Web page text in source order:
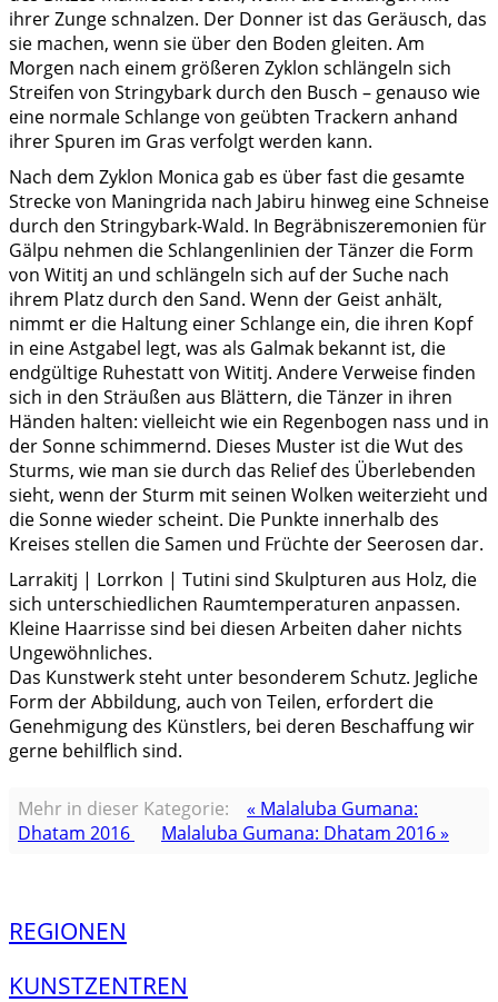
ihrer Zunge schnalzen. Der Donner ist das Geräusch, das
sie machen, wenn sie über den Boden gleiten. Am
Morgen nach einem größeren Zyklon schlängeln sich
Streifen von Stringybark durch den Busch – genauso wie
eine normale Schlange von geübten Trackern anhand
ihrer Spuren im Gras verfolgt werden kann.
Nach dem Zyklon Monica gab es über fast die gesamte
Strecke von Maningrida nach Jabiru hinweg eine Schneise
durch den Stringybark-Wald. In Begräbniszeremonien für
Gälpu nehmen die Schlangenlinien der Tänzer die Form
von Wititj an und schlängeln sich auf der Suche nach
ihrem Platz durch den Sand. Wenn der Geist anhält,
nimmt er die Haltung einer Schlange ein, die ihren Kopf
in eine Astgabel legt, was als Galmak bekannt ist, die
endgültige Ruhestatt von Wititj. Andere Verweise finden
sich in den Sträußen aus Blättern, die Tänzer in ihren
Händen halten: vielleicht wie ein Regenbogen nass und in
der Sonne schimmernd. Dieses Muster ist die Wut des
Sturms, wie man sie durch das Relief des Überlebenden
sieht, wenn der Sturm mit seinen Wolken weiterzieht und
die Sonne wieder scheint. Die Punkte innerhalb des
Kreises stellen die Samen und Früchte der Seerosen dar.
Larrakitj | Lorrkon | Tutini sind Skulpturen aus Holz, die
sich unterschiedlichen Raumtemperaturen anpassen.
Kleine Haarrisse sind bei diesen Arbeiten daher nichts
Ungewöhnliches.
Das Kunstwerk steht unter besonderem Schutz. Jegliche
Form der Abbildung, auch von Teilen, erfordert die
Genehmigung des Künstlers, bei deren Beschaffung wir
gerne behilflich sind.
Mehr in dieser Kategorie:
« Malaluba Gumana:
Dhatam 2016
Malaluba Gumana: Dhatam 2016 »
REGIONEN
KUNSTZENTREN